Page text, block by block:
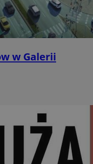
w Galerii